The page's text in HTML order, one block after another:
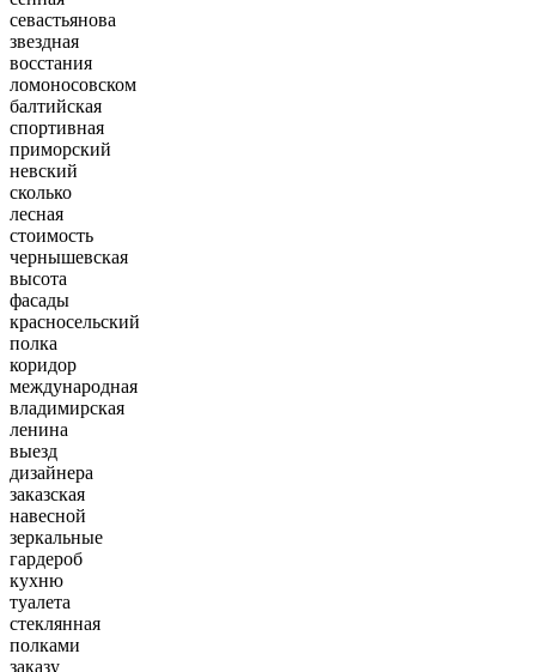
севастьянова
звездная
восстания
ломоносовском
балтийская
спортивная
приморский
невский
сколько
лесная
стоимость
чернышевская
высота
фасады
красносельский
полка
коридор
международная
владимирская
ленина
выезд
дизайнера
заказская
навесной
зеркальные
гардероб
кухню
туалета
стеклянная
полками
заказу